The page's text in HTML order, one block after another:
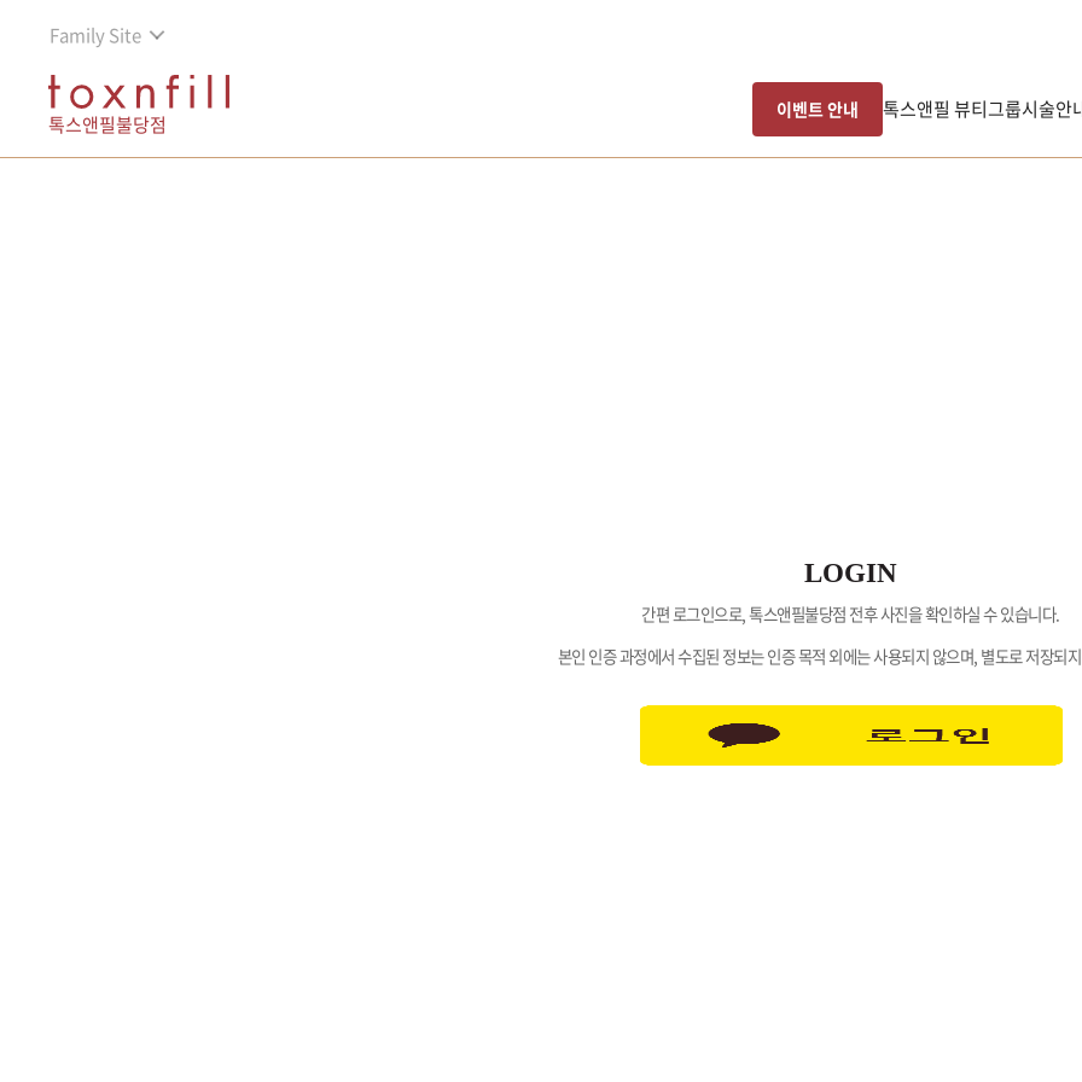
Family Site
톡스앤필불당점
이벤트 안내 톡스앤필 뷰티그룹시술안
LOGIN
간편 로그인으로, 톡스앤필불당점 전후 사진을 확인하실 수 있습니다.
본인 인증 과정에서 수집된 정보는 인증 목적 외에는 사용되지 않으며, 별도로 저장되